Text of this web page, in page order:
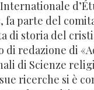
fa parte del
di storia del
di redazione di
di Scienze
ricerche si è